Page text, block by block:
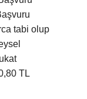
tabi olup
TL